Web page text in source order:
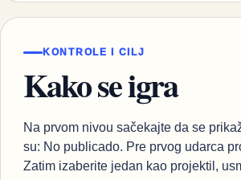
KONTROLE I CILJ
Kako se igra
Na prvom nivou sačekajte da se
su: No publicado. Pre prvog udarca
Zatim izaberite jedan kao projektil,